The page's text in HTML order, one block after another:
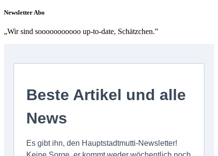
Newsletter Abo
„Wir sind sooooooooooo up-to-date, Schätzchen.”